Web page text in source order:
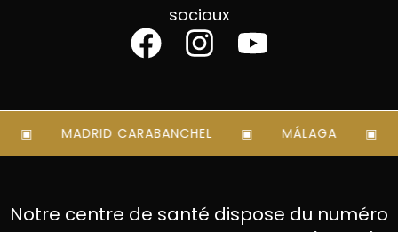
sociaux
MADRID CARABANCHEL MÁLAGA
Notre centre de santé dispose du numéro